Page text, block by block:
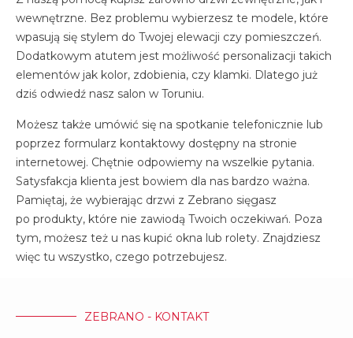
wewnętrzne. Bez problemu wybierzesz te modele, które
wpasują się stylem do Twojej elewacji czy pomieszczeń.
Dodatkowym atutem jest możliwość personalizacji takich
elementów jak kolor, zdobienia, czy klamki. Dlatego już
dziś odwiedź nasz salon w Toruniu.
Możesz także umówić się na spotkanie telefonicznie lub
poprzez formularz kontaktowy dostępny na stronie
internetowej. Chętnie odpowiemy na wszelkie pytania.
Satysfakcja klienta jest bowiem dla nas bardzo ważna.
Pamiętaj, że wybierając drzwi z Zebrano sięgasz
po produkty, które nie zawiodą Twoich oczekiwań. Poza
tym, możesz też u nas kupić okna lub rolety. Znajdziesz
więc tu wszystko, czego potrzebujesz.
ZEBRANO - KONTAKT